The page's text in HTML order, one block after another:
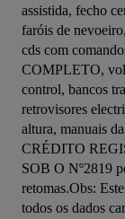
assistida, fecho
faróis de
cds com
COMPLETO,
control, bancos
retrovisores
altura, manuais
CRÉDITO
SOB O Nº2819
retomas.Obs:
todos os dados